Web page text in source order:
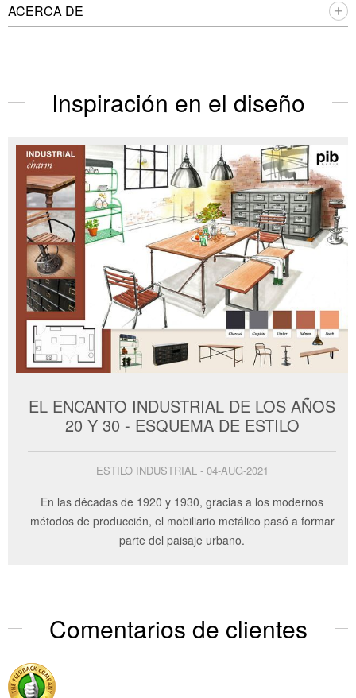
ACERCA DE
Inspiración en el diseño
EL ENCANTO INDUSTRIAL DE LOS AÑOS
20 Y 30 - ESQUEMA DE ESTILO
ESTILO INDUSTRIAL - 04-AUG-2021
En las décadas de 1920 y 1930, gracias a los modernos
métodos de producción, el mobiliario metálico pasó a formar
parte del paisaje urbano.
Comentarios de clientes